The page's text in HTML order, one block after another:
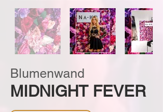
Blumenwand
MIDNIGHT FEVER